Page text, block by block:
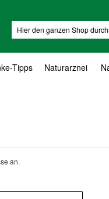
Tipps Naturarznei
an.